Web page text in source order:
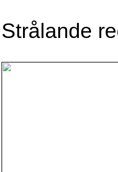
Strålande